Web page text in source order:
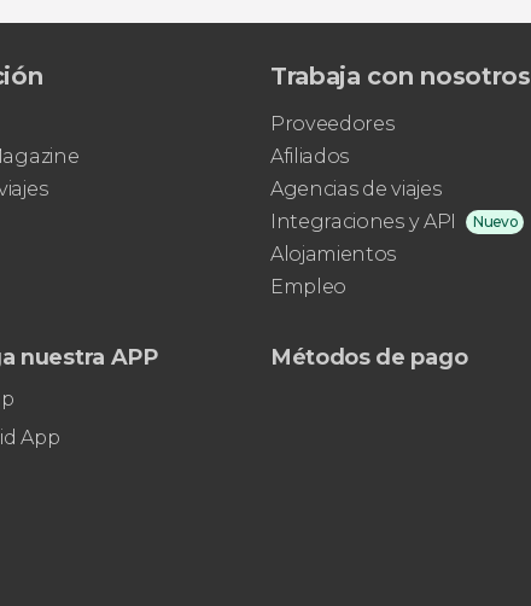
Trabaja con nosotros
Proveedores
Afiliados
Agencias de viajes
Integraciones y API
Nuevo
Alojamientos
Empleo
nuestra APP
App
Métodos de pago